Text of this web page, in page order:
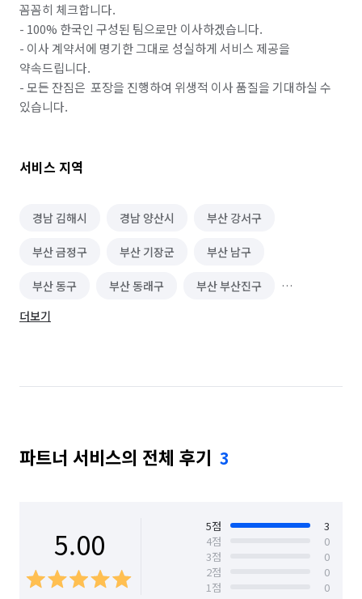
꼼꼼히 체크합니다.
- 100% 한국인 구성된 팀으로만 이사하겠습니다.
- 이사 계약서에 명기한 그대로 성실하게 서비스 제공을
약속드립니다.
- 모든 잔짐은  포장을 진행하여 위생적 이사 품질을 기대하실 수
있습니다.
서비스 지역
경남 김해시 경남 양산시 부산 강서구
부산 금정구 부산 기장군 부산 남구
부산 동구 부산 동래구 부산 부산진구
부산 북구
부산 영도구 부산 중구 부산 해운대구
더보기
파트너 서비스의 전체 후기 3
5.00 5점
3
4점
0
3점
0
2점
0
1점
0